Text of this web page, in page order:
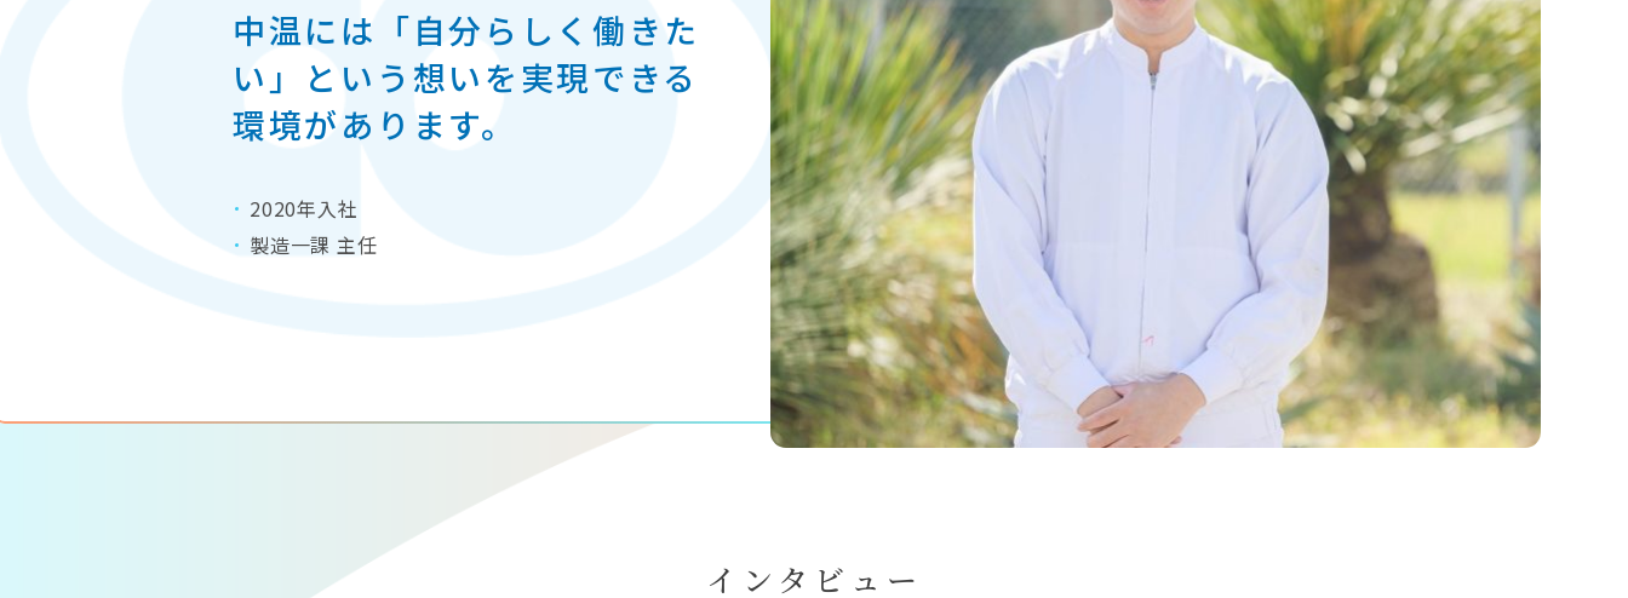
中温には「自分らしく働きた
い」という想いを実現できる
環境があります。
2020年入社
製造一課 主任
インタビュー